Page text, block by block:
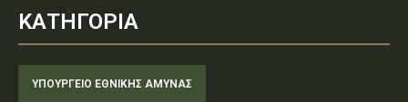
ΚΑΤΗΓΟΡΙΑ
ΥΠΟΥΡΓΕΊΟ ΕΘΝΙΚΉΣ ΆΜΥΝΑΣ